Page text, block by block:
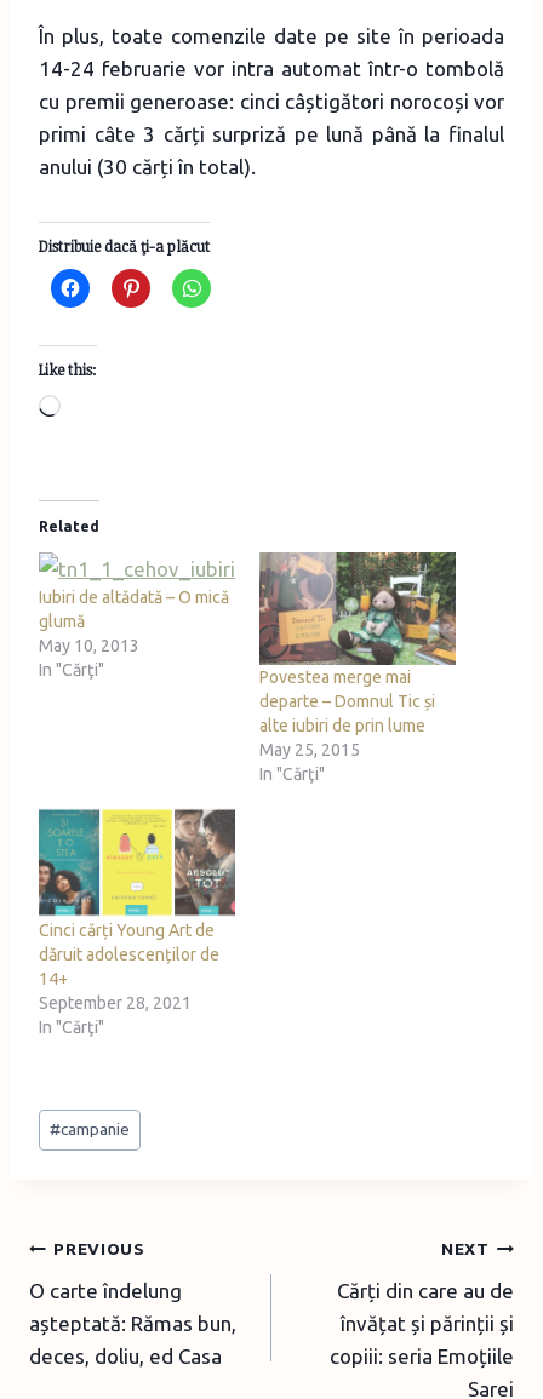
În plus, toate comenzile date pe site în perioada
14-24 februarie vor intra automat într-o tombolă
cu premii generoase: cinci câștigători norocoși vor
primi câte 3 cărți surpriză pe lună până la finalul
anului (30 cărți în total).
Distribuie dacă ţi-a plăcut
Like this:
L
d
i
n
g
…
Related
Iubiri de altădată – O mică
glumă
May 10, 2013
In "Cărţi"
Povestea merge mai
departe – Domnul Tic și
alte iubiri de prin lume
May 25, 2015
In "Cărţi"
Cinci cărți Young Art de
dăruit adolescenților de
14+
September 28, 2021
In "Cărţi"
Post
Tags:
#campanie
Post
navigation
PREVIOUS
O carte îndelung
așteptată: Rămas bun,
deces, doliu, ed Casa
NEXT
Cărți din care au de
învățat și părinții și
copiii: seria Emoțiile
Sarei